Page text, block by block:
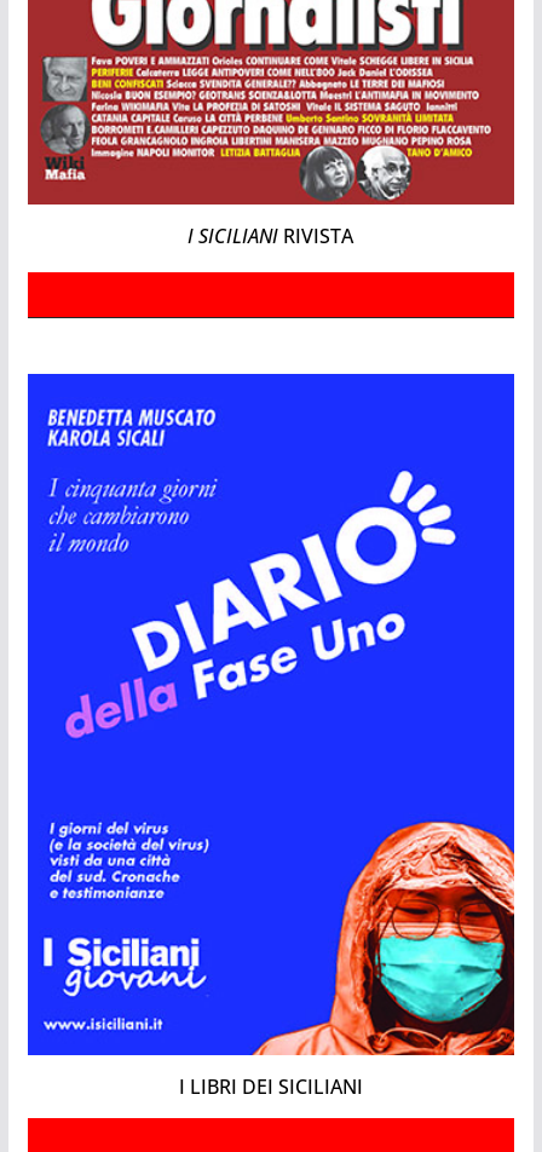
I SICILIANI RIVISTA
I LIBRI DEI SICILIANI